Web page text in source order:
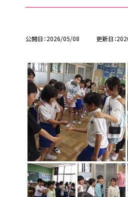
公開日 2026/05/08 更新日